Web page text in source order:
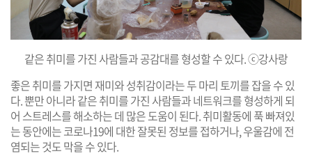
같은 취미를 가진 사람들과 공감대를 형성할 수 있다. ⓒ강사랑
좋은 취미를 가지면 재미와 성취감이라는 두 마리 토끼를 잡을 수 있
다. 뿐만 아니라 같은 취미를 가진 사람들과 네트워크를 형성하게 되
어 스트레스를 해소하는 데 많은 도움이 된다. 취미활동에 푹 빠져있
는 동안에는 코로나19에 대한 잘못된 정보를 접하거나, 우울감에 전
염되는 것도 막을 수 있다.